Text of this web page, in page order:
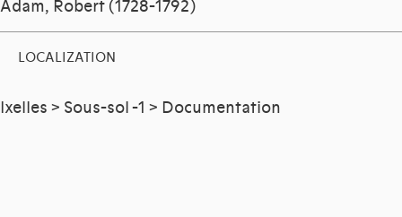
Adam, Robert (1728-1792)
LOCALIZATION
Ixelles > Sous-sol -1 > Documentation